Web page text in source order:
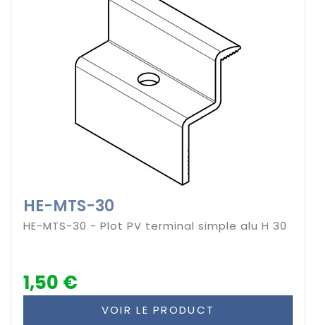
HE-MTS-30
HE-MTS-30 - Plot PV terminal simple alu H 30
1,50 €
VOIR LE PRODUCT